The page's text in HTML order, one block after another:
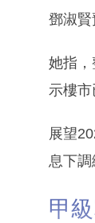
鄧淑賢
她指
示樓市
展望
息下調
甲